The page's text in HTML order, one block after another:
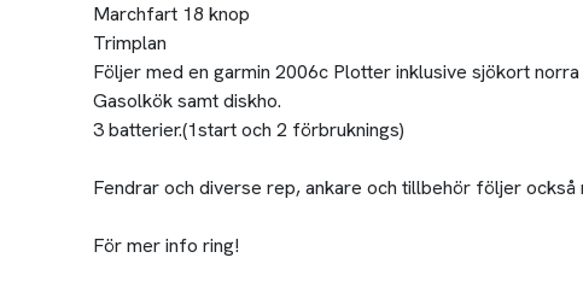
Marchfart 18 knop
Trimplan
Följer med en garmin 2006c Plotter inklusive sjökort
Gasolkök samt diskho.
3 batterier.(1start och 2 förbruknings)
Fendrar och diverse rep, ankare och tillbehör följer också
För mer info ring!